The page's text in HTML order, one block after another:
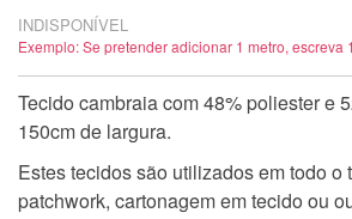
INDISPONÍVEL
Exemplo: Se pretender adicionar 1 metro, escreva
Tecido cambraia com 48% poliester e
150cm de largura.
Estes tecidos são utilizados em todo o
patchwork, cartonagem em tecido ou